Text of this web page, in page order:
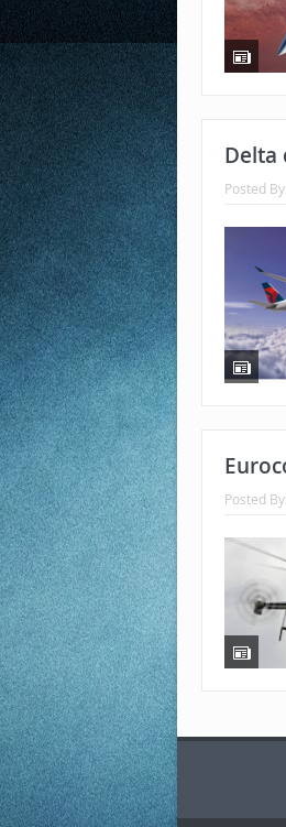
Delta
Posted By:
Posted By: